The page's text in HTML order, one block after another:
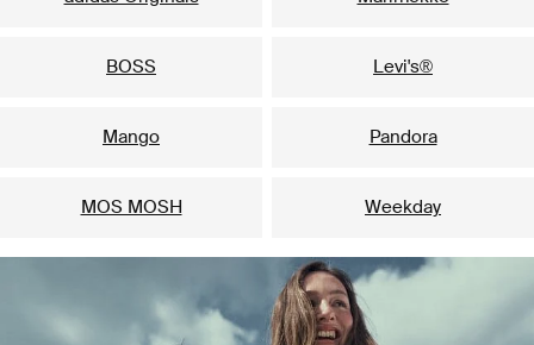
BOSS Levi's®
Mango Pandora
MOS MOSH Weekday